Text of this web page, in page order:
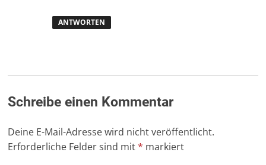
ANTWORTEN
Schreibe einen Kommentar
Deine E-Mail-Adresse wird nicht veröffentlicht.
Erforderliche Felder sind mit* markiert